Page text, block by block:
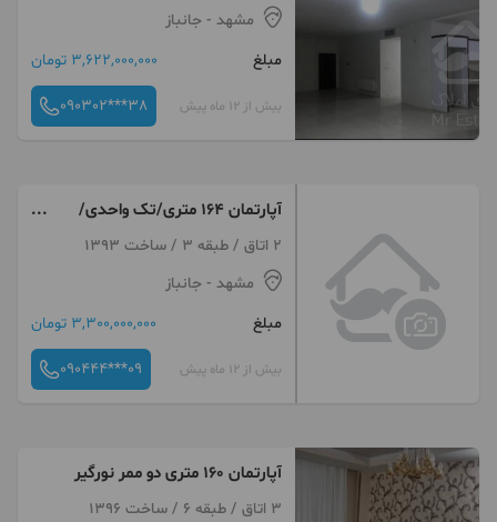
مشهد - جانباز
مبلغ
3,622,000,000 تومان
بیش از 12 ماه پیش 090302***38
آپارتمان ۱۶۴ متری/تک واحدی/
سند شش دانگ
2 اتاق / طبقه 3 / ساخت 1393
مشهد - جانباز
مبلغ
3,300,000,000 تومان
بیش از 12 ماه پیش 090444***09
آپارتمان ۱۶۰ متری دو ممر نورگیر
3 اتاق / طبقه 6 / ساخت 1396